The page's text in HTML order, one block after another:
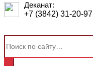
Деканат:
+7 (3842) 31-20-97